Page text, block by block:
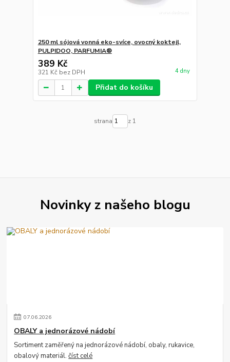
250 ml sójová vonná eko-svíce, ovocný koktejl,
PULPIDOO, PARFUMIA®
389 Kč
321 Kč bez DPH 4 dny
Přidat do košíku
strana z 1
Novinky z našeho blogu
07.06.2026
OBALY a jednorázové nádobí
Sortiment zaměřený na jednorázové nádobí, obaly, rukavice,
obalový materiál.číst celé